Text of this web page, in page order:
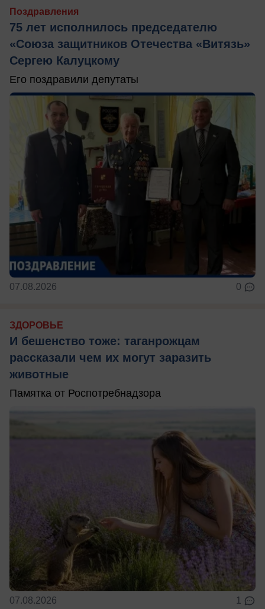
Поздравления
75 лет исполнилось председателю
«Союза защитников Отечества «Витязь»
Сергею Калуцкому
Его поздравили депутаты
07.08.2026 0
ЗДОРОВЬЕ
И бешенство тоже: таганрожцам
рассказали чем их могут заразить
животные
Памятка от Роспотребнадзора
07.08.2026 1